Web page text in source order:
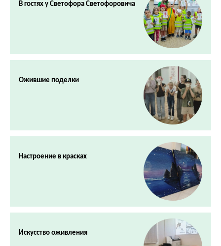
В гостях у Светофора Светофоровича
Ожившие поделки
Настроение в красках
Искусство оживления